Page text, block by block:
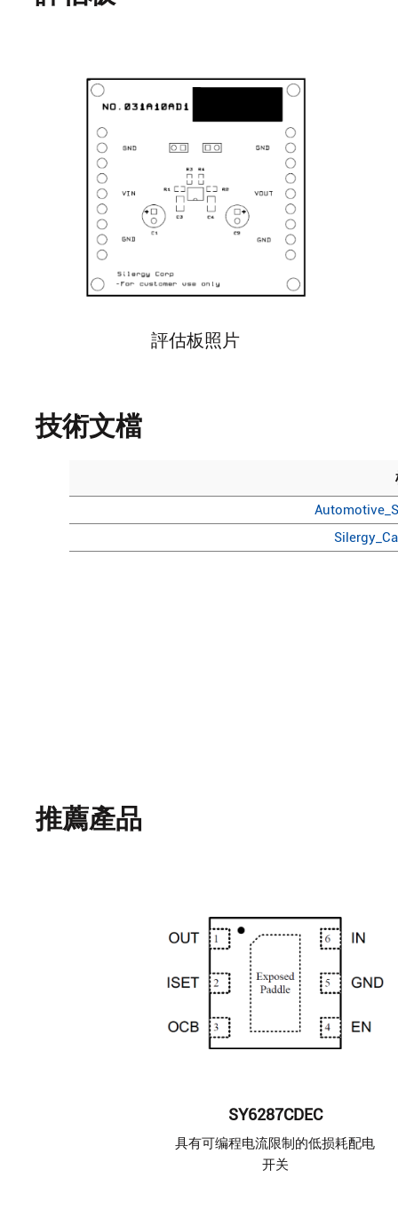
評估板照片
技術文檔
推薦產品
SY6287CDEC
具有可编程电流限制的低损耗配电
开关